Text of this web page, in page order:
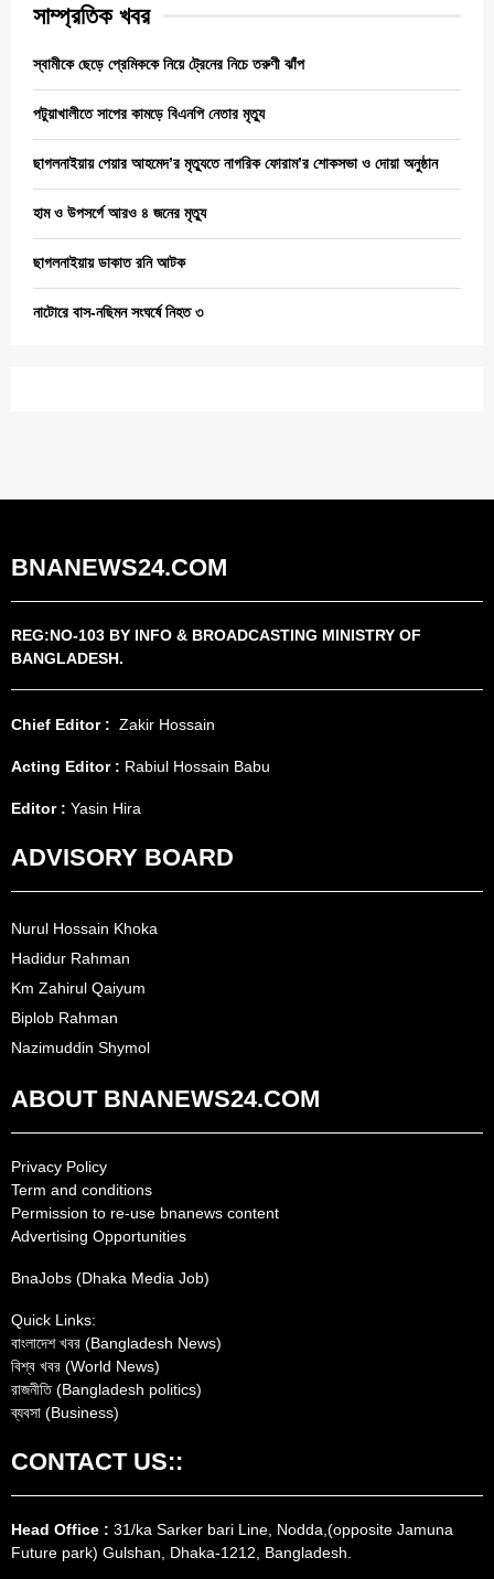
সাম্প্রতিক খবর
স্বামীকে ছেড়ে প্রেমিককে নিয়ে ট্রেনের নিচে তরুণী ঝাঁপ
পটুয়াখালীতে সাপের কামড়ে বিএনপি নেতার মৃত্যু
ছাগলনাইয়ায় পেয়ার আহমেদ’র মৃত্যুতে নাগরিক ফোরাম’র শোকসভা ও দোয়া অনুষ্ঠান
হাম ও উপসর্গে আরও ৪ জনের মৃত্যু
ছাগলনাইয়ায় ডাকাত রনি আটক
নাটোরে বাস-নছিমন সংঘর্ষে নিহত ৩
BNANEWS24.COM
REG:NO-103 BY INFO & BROADCASTING MINISTRY OF
BANGLADESH.
Chief Editor : Zakir Hossain
Acting Editor : Rabiul Hossain Babu
Editor : Yasin Hira
ADVISORY BOARD
Nurul Hossain Khoka
Hadidur Rahman
Km Zahirul Qaiyum
Biplob Rahman
Nazimuddin Shymol
ABOUT BNANEWS24.COM
Privacy Policy
Term and conditions
Permission to re-use bnanews content
Advertising Opportunities
BnaJobs (Dhaka Media Job)
Quick Links:
বাংলাদেশ খবর (Bangladesh News)
বিশ্ব খবর (World News)
রাজনীতি (Bangladesh politics)
ব্যবসা (Business)
CONTACT US::
Head Office : 31/ka Sarker bari Line, Nodda,(opposite Jamuna
Future park) Gulshan, Dhaka-1212, Bangladesh.